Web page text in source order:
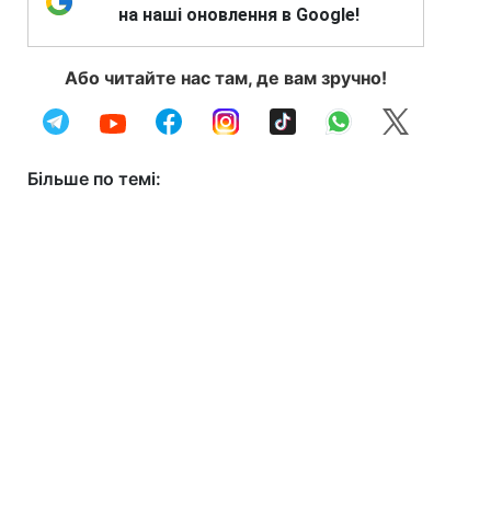
на наші оновлення в Google!
Або читайте нас там, де вам зручно!
Більше по темі: